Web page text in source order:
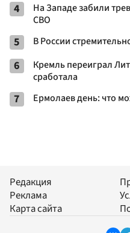
4
На Западе забили
СВО
5 В России
6
Кремль переиграл
сработала
7 Ермолаев день: что
Редакция
Реклама
Карта сайта